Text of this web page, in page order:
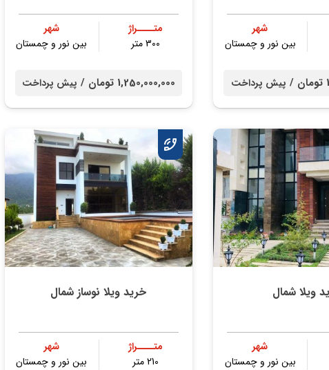
شهر
بین نور و چمستان
پیش پرداخت
متــــراژ
300 متر
شهر
بین نور و چمستان
1,250,000,000 تومان / پیش پرداخت
ویلا شمال
شهر
بین نور و چمستان
خرید ویلا نوساز شمال
متــــراژ
210 متر
شهر
بین نور و چمستان